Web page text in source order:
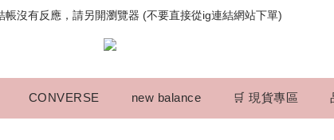
帳沒有反應，請另開瀏覽器 (不要直接從ig連結網站下單)
帳沒有反應，請另開瀏覽器 (不要直接從ig連結網站下單)
迎光臨૮⍝• ᴥ •⍝ა 新品請追蹤官方INSTAGRAM
帳沒有反應，請另開瀏覽器 (不要直接從ig連結網站下單)
CONVERSE new balance 🛒 現貨專區